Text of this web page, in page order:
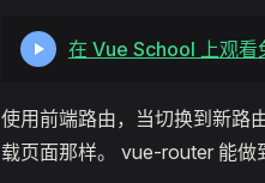
在 Vue School 上观看
使用前端路由，当切换到新路
载页面那样。 vue-router 能做